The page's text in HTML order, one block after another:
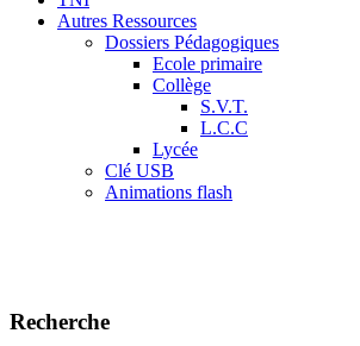
Autres Ressources
Dossiers Pédagogiques
Ecole primaire
Collège
S.V.T.
L.C.C
Lycée
Clé USB
Animations flash
Recherche